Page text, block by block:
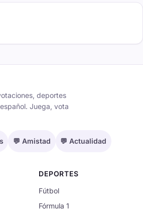
deportes
Juega, vota
💬 Amistad 💬 Actualidad
DEPORTES
Fútbol
Fórmula 1